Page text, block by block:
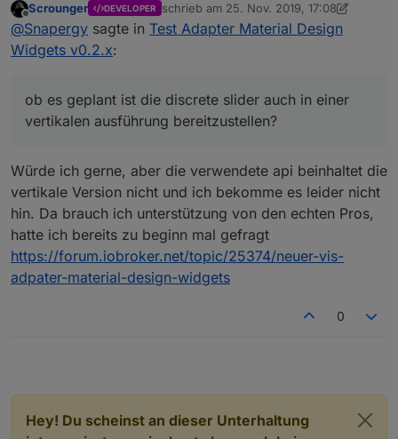
da mir@sigi234in meinem thread schon ein wenig
geholfen hat und mich hierher verwiesen hat, wollte
ich dich mich fragen, ob es geplant ist die discrete
Jalousien zu steuern.
Offline
Scrounger DEVELOPER schrieb am 25. Nov. 2019, 17:08
zuletzt editiert von Scrounger
@Snapergy sagte in Test Adapter Material Design
Widgets v0.2.x:
ob es geplant ist die discrete slider auch in einer
vertikalen ausführung bereitzustellen?
Würde ich gerne, aber die verwendete api beinhaltet die
vertikale Version nicht und ich bekomme es leider nicht
hin. Da brauch ich unterstützung von den echten Pros,
hatte ich bereits zu beginn mal gefragt
https://forum.iobroker.net/topic/25374/neuer-vis-
adpater-material-design-widgets
0
Hey! Du scheinst an dieser Unterhaltung